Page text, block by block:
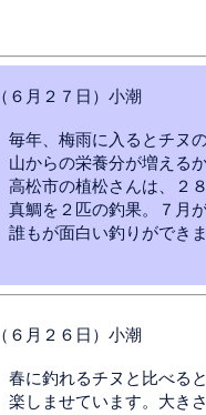
（６月２７日）小潮
毎年、梅雨に入るとチヌ
山からの栄養分が増える
高松市の植松さんは、２
真鯛を２匹の釣果。７月
誰もが面白い釣りができ
（６月２６日）小潮
春に釣れるチヌと比べる
楽しませています。大き